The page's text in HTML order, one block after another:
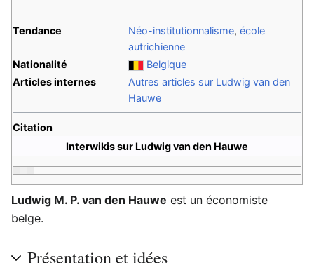
Tendance Néo-institutionnalisme, école
autrichienne
Nationalité
Belgique
Articles internes
Autres articles sur Ludwig van den
Hauwe
Citation
Interwikis sur Ludwig van den Hauwe
Ludwig M. P. van den Hauwe est un économiste
belge.
Présentation et idées